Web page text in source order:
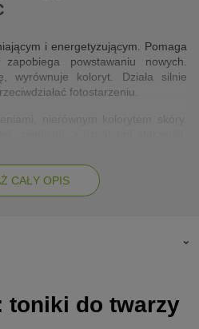
i energetyzującym. Pomaga
powstawaniu nowych.
wyrównuje koloryt. Działa silnie
fotostarzeniu.
CAŁY OPIS
toniki do twarzy